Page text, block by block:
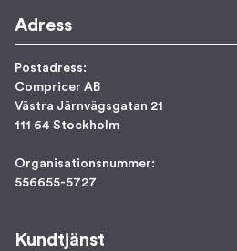
Adress
Postadress:
Compricer AB
Västra Järnvägsgatan 21
111 64 Stockholm
Organisationsnummer:
556655-5727
Kundtjänst